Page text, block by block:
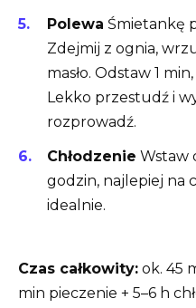
Polewa Śmietankę
Zdejmij z ognia,
masło. Odstaw 1
Lekko przestudź i
rozprowadź.
Chłodzenie Wstaw
godzin, najlepiej na
idealnie.
Czas całkowity: ok. 45
min pieczenie + 5–6 h